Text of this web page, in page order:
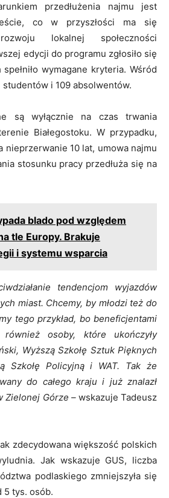
przedłużenia najmu jest
co w przyszłości ma się
lokalnej społeczności
edycji do programu zgłosiło się
wymagane kryteria. Wśród
i 109 absolwentów.
są wyłącznie na czas trwania
Białegostoku. W przypadku,
nieprzerwanie 10 lat, umowa najmu
stosunku pracy przedłuża się na
blado pod względem
tle Europy. Brakuje
i systemu wsparcia
tendencjom wyjazdów
miast. Chcemy, by młodzi też do
tego przykład, bo beneficjentami
osoby, które ukończyły
Wyższą Szkołę Sztuk Pięknych
Szkołę Policyjną i WAT. Tak że
do całego kraju i już znalazł
Zielonej Górze –wskazuje Tadeusz
zdecydowana większość polskich
Jak wskazuje GUS, liczba
podlaskiego zmniejszyła się
5 tys. osób.